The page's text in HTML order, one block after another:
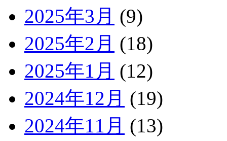
2025年3月 (9)
2025年2月 (18)
2025年1月 (12)
2024年12月 (19)
2024年11月 (13)